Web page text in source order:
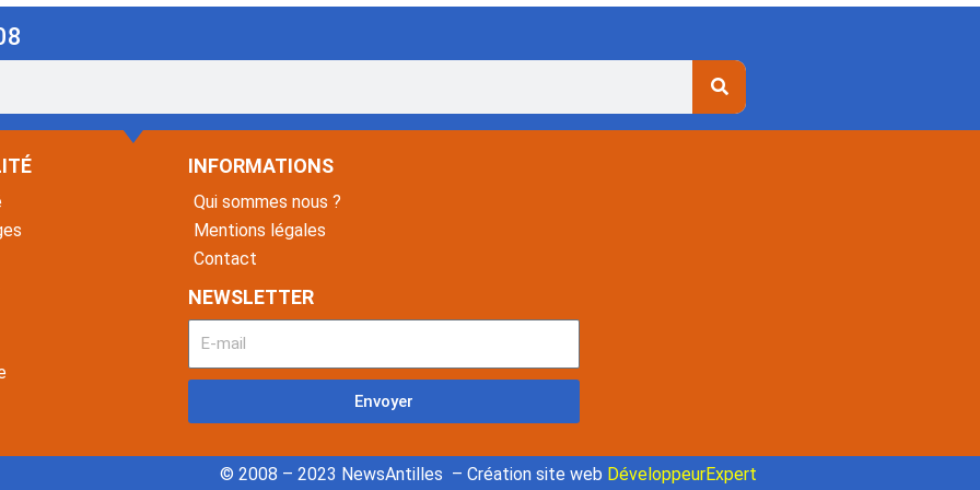
INFORMATIONS
Qui sommes nous ?
Mentions légales
Contact
NEWSLETTER
Envoyer
© 2008 – 2023 NewsAntilles – Création site web DéveloppeurExpert